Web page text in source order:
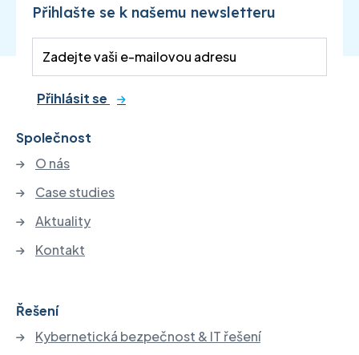
Přihlašte se k našemu newsletteru
Přihlásit se
Společnost
O nás
Case studies
Aktuality
Kontakt
Řešení
Kybernetická bezpečnost & IT řešení